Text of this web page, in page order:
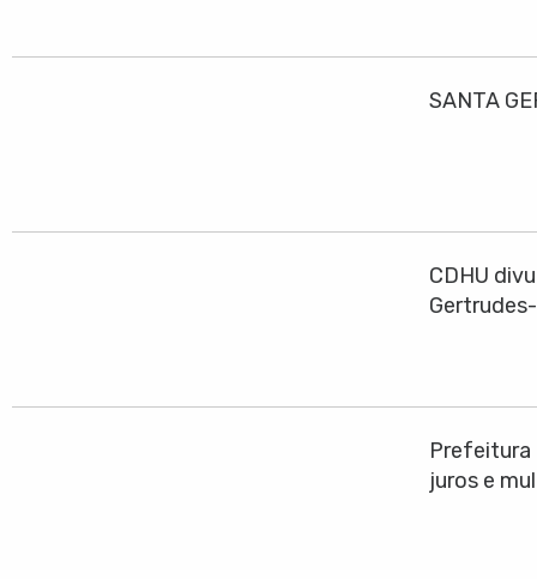
SANTA
CDHU
Prefeitura
juros e